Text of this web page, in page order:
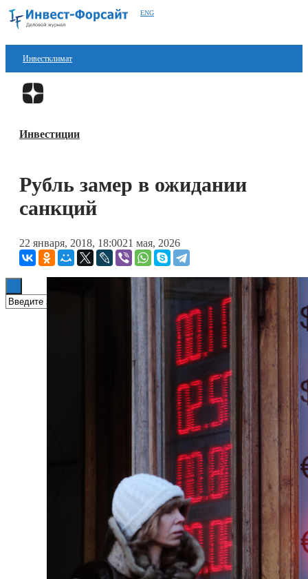
ENG
Инвестклимат
Финансы
Блокчейн
Технологии
Книги
Инвестиции
Рубль замер в ожидании
санкций
22 января, 2018, 18:0021 мая, 2026